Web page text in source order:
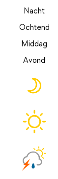
Nacht
Ochtend
Middag
Avond